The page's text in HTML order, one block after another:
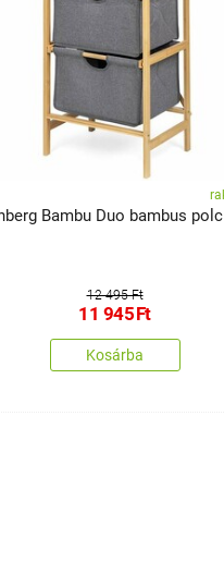
Bambu Duo bambus polc
12 495 Ft
11 945Ft
Kosárba